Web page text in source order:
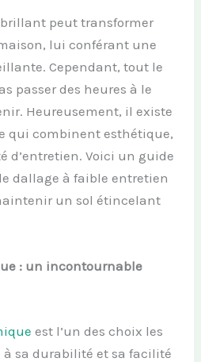
peut transformer
lui conférant une
Cependant, tout le
passer des heures à le
Heureusement, il existe
qui combinent esthétique,
d’entretien. Voici un guide
dallage à faible entretien
un sol étincelant
: un incontournable
est l’un des choix les
sa durabilité et sa facilité